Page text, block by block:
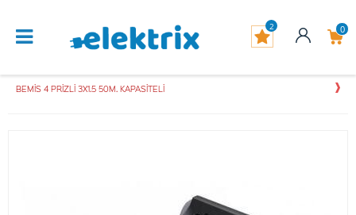
0
2
BEMİS 4 PRİZLİ 3X1.5 50M. KAPASİTELİ